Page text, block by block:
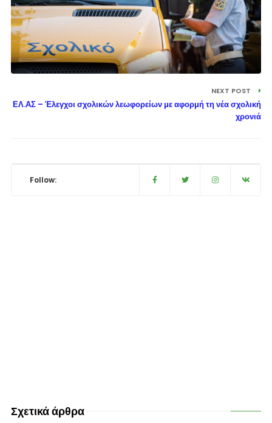
NEXT POST
ΕΛ.ΑΣ – Έλεγχοι σχολικών λεωφορείων με αφορμή τη νέα σχολική
χρονιά
Follow:
Σχετικά άρθρα